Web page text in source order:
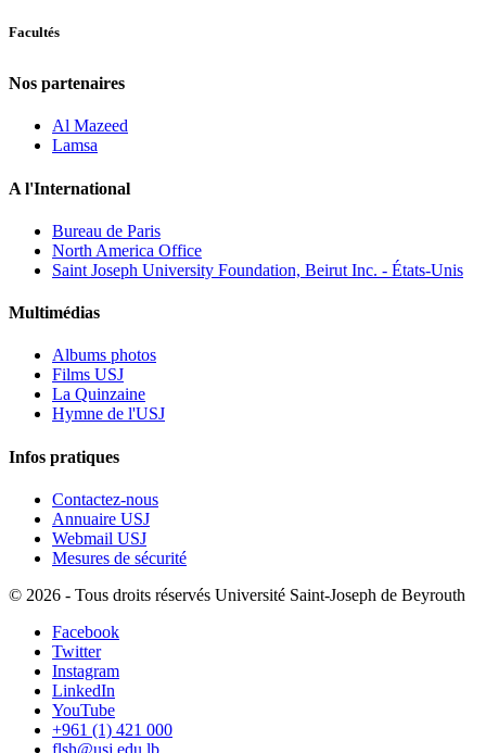
Facultés
Nos partenaires
Al Mazeed
Lamsa
A l'International
Bureau de Paris
North America Office
Saint Joseph University Foundation, Beirut Inc. - États-Unis
Multimédias
Albums photos
Films USJ
La Quinzaine
Hymne de l'USJ
Infos pratiques
Contactez-nous
Annuaire USJ
Webmail USJ
Mesures de sécurité
© 2026 - Tous droits réservés Université Saint-Joseph de Beyrouth
Facebook
Twitter
Instagram
LinkedIn
YouTube
+961 (1) 421 000
flsh@usj.edu.lb